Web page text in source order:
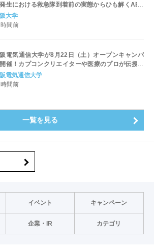
生における救急隊到着前の実態からひも解くAED
ド装着と良好な神経学的転帰との関連性
大学
間前
電気通信大学が8月22日（土）オープンキャンパ
催！カプコンクリエイターや医療のプロが伝授！
を拓く特別講演を実施～「万博レガシーイベン
会場と本学会場をフィジカルアバターでつなぐコ
電気通信大学
間前
一覧を見る
イベント キャンペーン
企業・IR カテゴリ